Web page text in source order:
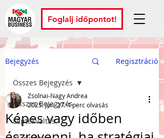
Foglalj időpontot!
Bejegyzés Regisztráció
Összes Bejegyzés
Léptékváltás
Összes Bejegyzés
Képes vagy időben
Zsolnai-Nagy Andrea
2025. jún. 27.4 perc olvasás